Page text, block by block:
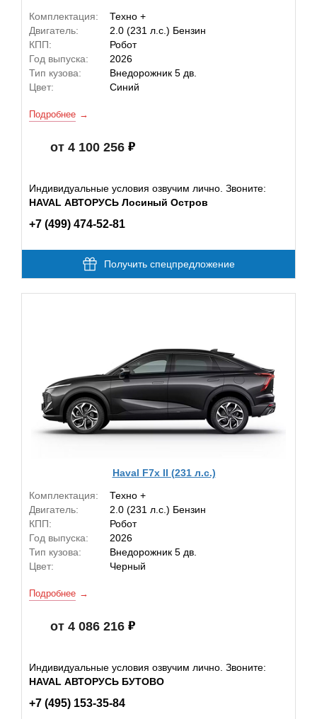
Комплектация:
Техно +
Двигатель:
2.0 (231 л.с.) Бензин
КПП:
Робот
Год выпуска:
2026
Тип кузова:
Внедорожник 5 дв.
Цвет:
Синий
Подробнее
от 4 100 256
Индивидуальные условия озвучим лично. Звоните:
HAVAL АВТОРУСЬ Лосиный Остров
+7 (499) 474-52-81
Получить спецпредложение
Haval F7x II (231 л.с.)
Комплектация:
Техно +
Двигатель:
2.0 (231 л.с.) Бензин
КПП:
Робот
Год выпуска:
2026
Тип кузова:
Внедорожник 5 дв.
Цвет:
Черный
Подробнее
от 4 086 216
Индивидуальные условия озвучим лично. Звоните:
HAVAL АВТОРУСЬ БУТОВО
+7 (495) 153-35-84